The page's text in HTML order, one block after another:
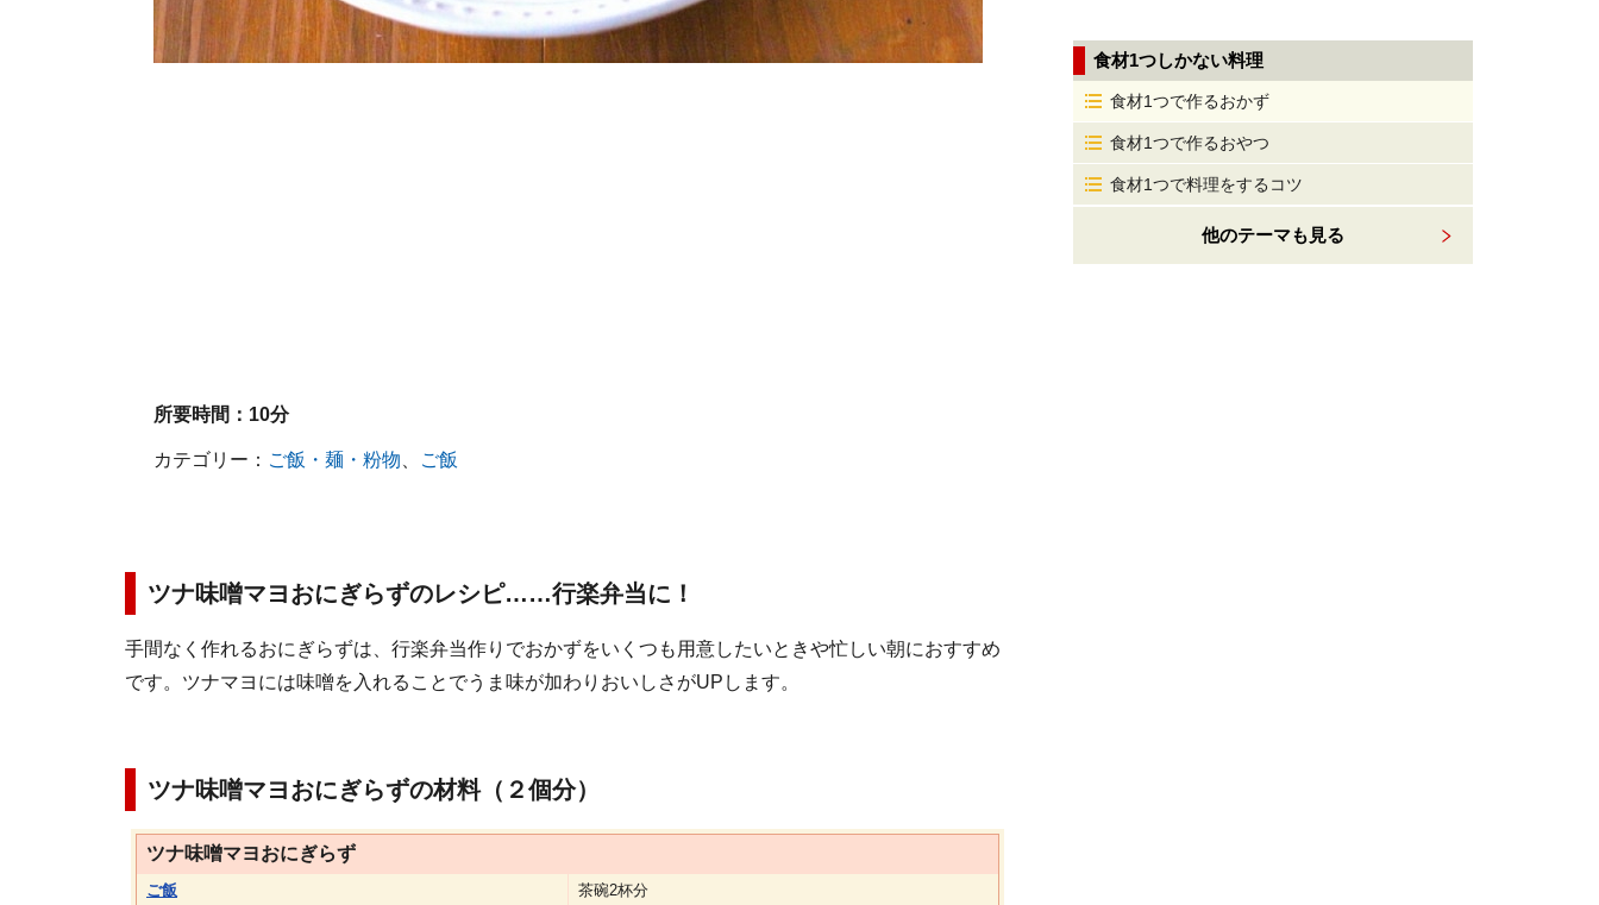
所要時間： 10分
カテゴリー： ご飯・麺・粉物 ご飯
ツナ味噌マヨおにぎらずのレシピ……行楽弁当に！
手間なく作れるおにぎらずは、行楽弁当作りでおかずをいくつも用意したいときや忙しい朝におすすめ
です。ツナマヨには味噌を入れることでうま味が加わりおいしさがUPします。
ツナ味噌マヨおにぎらずの材料（２個分）
ツナ味噌マヨおにぎらず
ご飯
茶碗2杯分
食材1つしかない料理
食材1つで作るおかず
食材1つで作るおやつ
食材1つで料理をするコツ
他のテーマも見る